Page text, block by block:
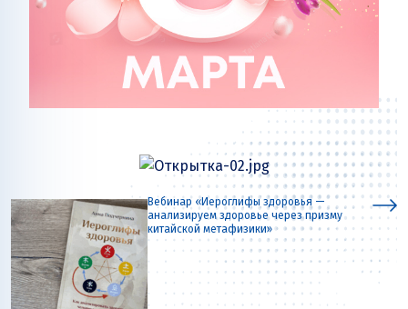
Вебинар «Иероглифы здоровья —
анализируем здоровье через призму
китайской метафизики»